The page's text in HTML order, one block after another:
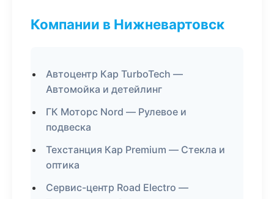
Компании в Нижневартовск
Автоцентр Кар TurboTech —
Автомойка и детейлинг
ГК Моторс Nord — Рулевое и
подвеска
Техстанция Кар Premium — Стекла и
оптика
Сервис-центр Road Electro —